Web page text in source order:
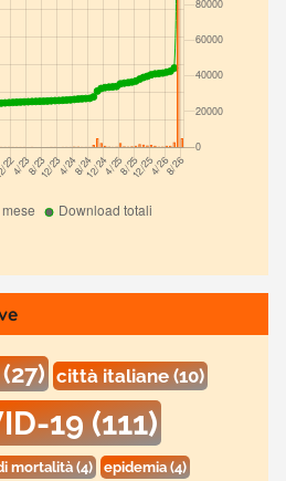
città italiane(10)
19(111)
mortalità(4) epidemia(4)